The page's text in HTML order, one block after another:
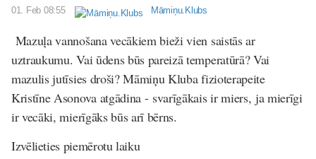
01. Feb 08:55 Māmiņu.Klubs
Mazuļa vannošana vecākiem bieži vien saistās ar
uztraukumu. Vai ūdens būs pareizā temperatūrā? Vai
mazulis jutīsies droši? Māmiņu Kluba fizioterapeite
Kristīne Asonova atgādina - svarīgākais ir miers, ja mierīgi
ir vecāki, mierīgāks būs arī bērns.
Izvēlieties piemērotu laiku